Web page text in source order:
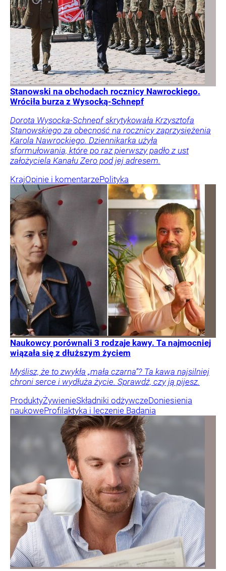
Stanowski na obchodach rocznicy Nawrockiego.
Wróciła burza z Wysocką-Schnepf
Dorota Wysocka-Schnepf skrytykowała Krzysztofa
Stanowskiego za obecność na rocznicy zaprzysiężenia
Karola Nawrockiego. Dziennikarka użyła
sformułowania, które po raz pierwszy padło z ust
założyciela Kanału Zero pod jej adresem.
KrajOpinie i komentarzePolityka
Naukowcy porównali 3 rodzaje kawy. Ta najmocniej
wiązała się z dłuższym życiem
Myślisz, że to zwykła „mała czarna”? Ta kawa najsilniej
chroni serce i wydłuża życie. Sprawdź, czy ją pijesz.
ProduktyŻywienieSkładniki odżywczeDoniesienia
naukoweProfilaktyka i leczenie Badania